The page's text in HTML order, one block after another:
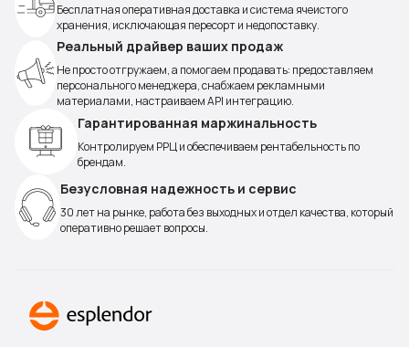
Бесплатная оперативная доставка и система ячеистого
хранения, исключающая пересорт и недопоставку.
Реальный драйвер ваших продаж
Не просто отгружаем, а помогаем продавать: предоставляем
персонального менеджера, снабжаем рекламными
материалами, настраиваем API интеграцию.
Гарантированная маржинальность
Контролируем РРЦ и обеспечиваем рентабельность по
брендам.
Безусловная надежность и сервис
30 лет на рынке, работа без выходных и отдел качества, который
оперативно решает вопросы.